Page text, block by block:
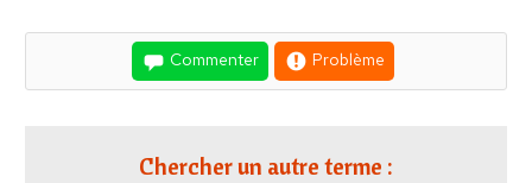
Commenter Problème
Chercher un autre terme :